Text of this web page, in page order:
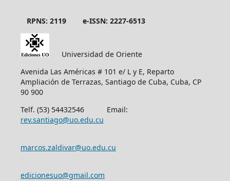
RPNS: 2119 e-ISSN: 2227-6513
Universidad de Oriente
Avenida Las Américas # 101 e/ L y E, Reparto
Ampliación de Terrazas, Santiago de Cuba, Cuba, CP
90 900
Telf. (53) 54432546 Email:
rev.santiago@uo.edu.cu
marcos.zaldivar@uo.edu.cu
edicionesuo@gmail.com